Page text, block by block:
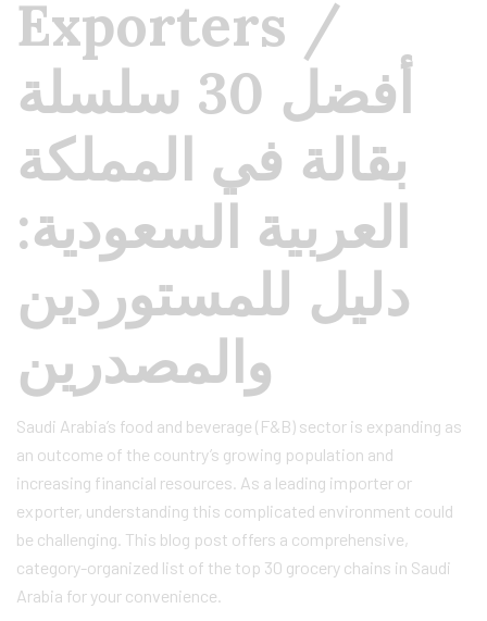
Exporters /
أفضل 30 سلسلة
بقالة في المملكة
العربية السعودية:
دليل للمستوردين
والمصدرين
Saudi Arabia’s food and beverage (F&B) sector is expanding as
an outcome of the country’s growing population and
increasing financial resources. As a leading importer or
exporter, understanding this complicated environment could
be challenging. This blog post offers a comprehensive,
category-organized list of the top 30 grocery chains in Saudi
Arabia for your convenience.